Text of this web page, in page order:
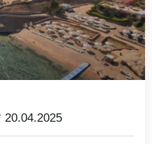
20.04.2025